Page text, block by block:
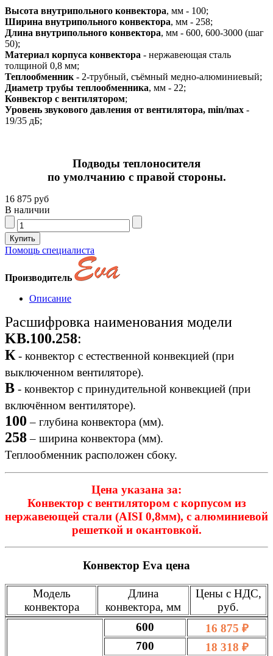
Высота внутрипольного конвектора, мм - 100;
Ширина внутрипольного конвектора, мм - 258;
Длина внутрипольного конвектора, мм - 600, 600-3000 (шаг
50);
Материал корпуса конвектора - нержавеющая сталь
толщиной 0,8 мм;
Теплообменник - 2-трубный, съёмный медно-алюминиевый;
Диаметр трубы теплообменника, мм - 22;
Конвектор с вентилятором;
Уровень звукового давления от вентилятора, min/max -
19/35 дБ;
Подводы теплоносителя
по умолчанию с правой стороны.
16 875 руб
В наличии
Помощь специалиста
Производитель
Описание
Расшифровка наименования модели
KB.100.258:
К - конвектор с естественной конвекцией (при
выключенном вентиляторе).
B - конвектор с принудительной конвекцией (при
включённом вентиляторе).
100 – глубина конвектора (мм).
258– ширина конвектора (мм).
Теплообменник расположен сбоку.
Цена указана за:
Конвектор с вентилятором с корпусом из
нержавеющей стали (AISI 0,8мм), с алюминиевой
решеткой и окантовкой.
Конвектор Eva цена
Модель
конвектора
Длина
конвектора, мм
Цены с НДС,
руб.
600
16 875 ₽
700
18 318 ₽